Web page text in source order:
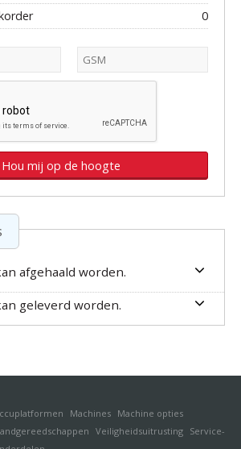
0
afgehaald worden.
geleverd worden.
Machines Machine opties
Veiligheidsuitrusting Service-